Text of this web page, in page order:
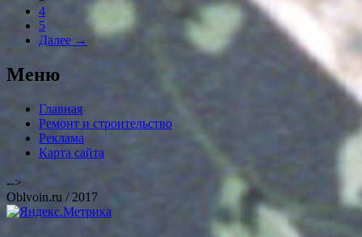
4
5
Далее →
Меню
Главная
Ремонт и строительство
Реклама
Карта сайта
-->
Oblvoin.ru / 2017